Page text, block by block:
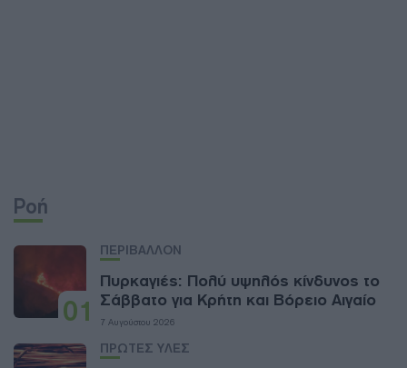
Ροή
01
ΠΕΡΙΒΑΛΛΟΝ
Πυρκαγιές: Πολύ υψηλός κίνδυνος το
Σάββατο για Κρήτη και Βόρειο Αιγαίο
7 Αυγούστου 2026
ΠΡΩΤΕΣ ΥΛΕΣ